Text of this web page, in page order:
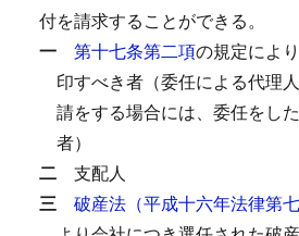
付を請求することができる。
一 第十七条第二項の規定によ
印すべき者（委任による代理
請をする場合には、委任をし
者）
二 支配人
三 破産法（平成十六年法律第七